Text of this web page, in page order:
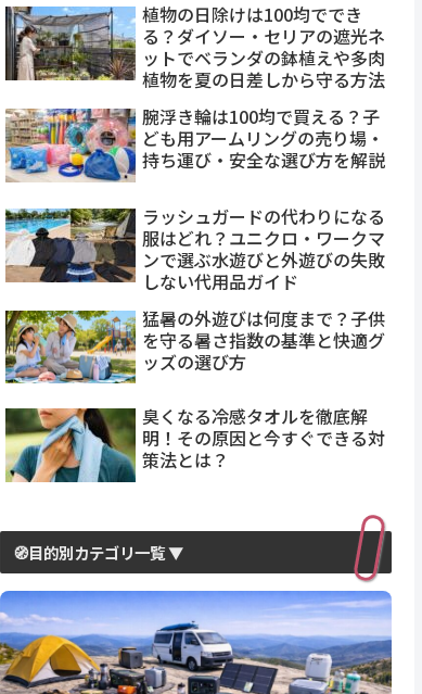
植物の日除けは100均ででき
る？ダイソー・セリアの遮光ネ
ットでベランダの鉢植えや多肉
植物を夏の日差しから守る方法
腕浮き輪は100均で買える？子
ども用アームリングの売り場・
持ち運び・安全な選び方を解説
ラッシュガードの代わりになる
服はどれ？ユニクロ・ワークマ
ンで選ぶ水遊びと外遊びの失敗
しない代用品ガイド
猛暑の外遊びは何度まで？子供
を守る暑さ指数の基準と快適グ
ッズの選び方
臭くなる冷感タオルを徹底解
明！その原因と今すぐできる対
策法とは？
🧭目的別カテゴリ一覧 ▼